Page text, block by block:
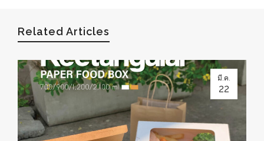
Related Articles
มี.ค.
22